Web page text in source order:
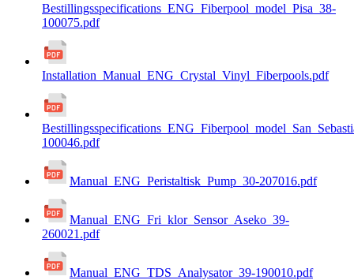
Bestillingsspecifications_ENG_Fiberpool_model_Pisa_38-
100075.pdf
Installation_Manual_ENG_Crystal_Vinyl_Fiberpools.pdf
100046.pdf
Manual_ENG_Peristaltisk_Pump_30-207016.pdf
Manual_ENG_Fri_klor_Sensor_Aseko_39-
260021.pdf
Manual_ENG_TDS_Analysator_39-190010.pdf